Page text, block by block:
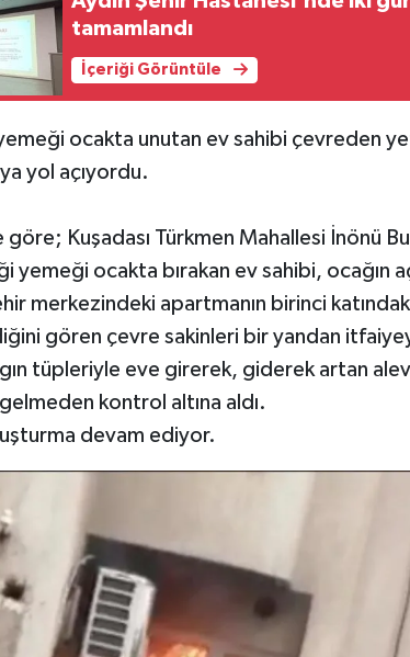
tamamlandı
İçeriği Görüntüle
ocakta unutan ev sahibi çevreden
yol açıyordu.
göre; Kuşadası Türkmen Mahallesi İnönü
yemeği ocakta bırakan ev sahibi, ocağın
merkezindeki apartmanın birinci
gören çevre sakinleri bir yandan
tüpleriyle eve girerek, giderek artan
kontrol altına aldı.
devam ediyor.